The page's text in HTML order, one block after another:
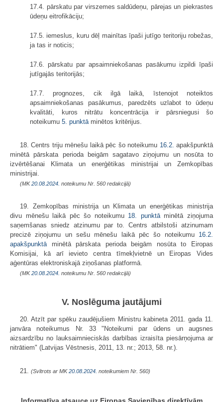
17.4. pārskatu par virszemes saldūdeņu, pārejas un piekrastes
ūdeņu eitrofikāciju;
17.5. iemeslus, kuru dēļ mainītas īpaši jutīgo teritoriju robežas,
ja tas ir noticis;
17.6. pārskatu par apsaimniekošanas pasākumu izpildi īpaši
jutīgajās teritorijās;
17.7. prognozes, cik ilgā laikā, īstenojot noteiktos
apsaimniekošanas pasākumus, paredzēts uzlabot to ūdeņu
kvalitāti, kuros nitrātu koncentrācija ir pārsniegusi šo
noteikumu 5. punktā minētos kritērijus.
18. Centrs triju mēnešu laikā pēc šo noteikumu 16.2. apakšpunktā
minētā pārskata perioda beigām sagatavo ziņojumu un nosūta to
izvērtēšanai Klimata un enerģētikas ministrijai un Zemkopības
ministrijai.
(MK20.08.2024. noteikumu Nr. 560 redakcijā)
19. Zemkopības ministrija un Klimata un enerģētikas ministrija
divu mēnešu laikā pēc šo noteikumu 18. punktāminētā ziņojuma
saņemšanas sniedz atzinumu par to. Centrs atbilstoši atzinumam
precizē ziņojumu un sešu mēnešu laikā pēc šo noteikumu 16.2.
apakšpunktā minētā pārskata perioda beigām nosūta to Eiropas
Komisijai, kā arī ievieto centra tīmekļvietnē un Eiropas Vides
aģentūras elektroniskajā ziņošanas platformā.
(MK20.08.2024. noteikumu Nr. 560 redakcijā)
V. Noslēguma jautājumi
20. Atzīt par spēku zaudējušiem Ministru kabineta 2011. gada 11.
janvāra noteikumus Nr. 33 "Noteikumi par ūdens un augsnes
aizsardzību no lauksaimnieciskās darbības izraisīta piesārņojuma ar
nitrātiem" (Latvijas Vēstnesis, 2011, 13. nr.; 2013, 58. nr.).
21. (Svītrots ar MK20.08.2024. noteikumiem Nr. 560)